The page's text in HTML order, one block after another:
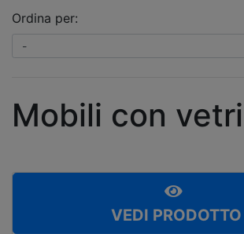
Ordina per:
Mobili con
VEDI PRODOTTO